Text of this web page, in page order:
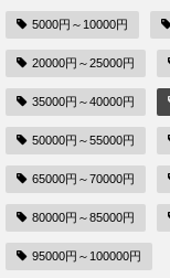
5000円～10000円
20000円～25000円
35000円～40000円
50000円～55000円
65000円～70000円
80000円～85000円
95000円～100000円